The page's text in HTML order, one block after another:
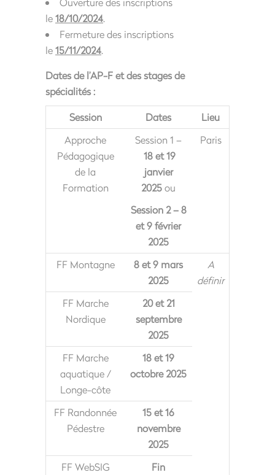
le18/10/2024.
Fermeture des inscriptions
le15/11/2024.
Dates de l’AP-F et des stages de
spécialités :
Session
Dates
Lieu
Approche
Pédagogique
de la
Formation
Session 1 –
18 et 19
janvier
2025ou
Session 2 –8
et 9 février
2025
Paris
FF Montagne
8 et 9 mars
2025
A
définir
FF Marche
Nordique
20 et 21
septembre
2025
FF Marche
aquatique /
Longe-côte
18 et 19
octobre 2025
FF Randonnée
Pédestre
15 et 16
novembre
2025
FF WebSIG
Fin